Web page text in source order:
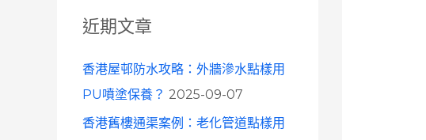
h
近期文章
香港屋邨防水攻略：外牆滲水點樣用
PU噴塗保養？ 2025-09-07
香港舊樓通渠案例：老化管道點樣用